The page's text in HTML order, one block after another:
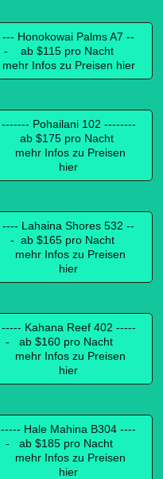
--- Honokowai Palms A7 --
- ab $115 pro Nacht
mehr Infos zu Preisen hier
------- Pohailani 102 --------
ab $175 pro Nacht
mehr Infos zu Preisen
hier
---- Lahaina Shores 532 --
- ab $165 pro Nacht
mehr Infos zu Preisen
hier
----- Kahana Reef 402 -----
- ab $160 pro Nacht
mehr Infos zu Preisen
hier
----- Hale Mahina B304 ----
- ab $185 pro Nacht
mehr Infos zu Preisen
hier